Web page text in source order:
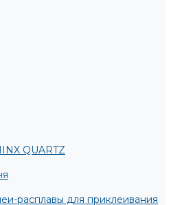
QUARTZ
расплавы для приклеивания